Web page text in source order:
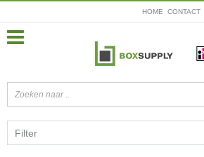
HOME CONTACT
Filter